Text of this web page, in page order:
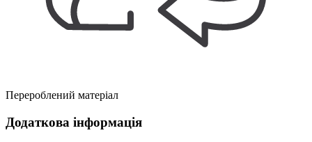
Перероблений матеріал
Додаткова інформація